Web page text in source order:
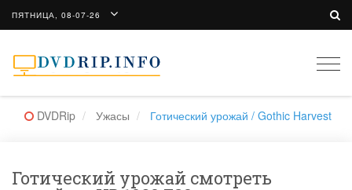
ПЯТНИЦА, 08-07-26
DVDRip Ужасы Готический урожай / Gothic Harvest
Готический урожай смотреть